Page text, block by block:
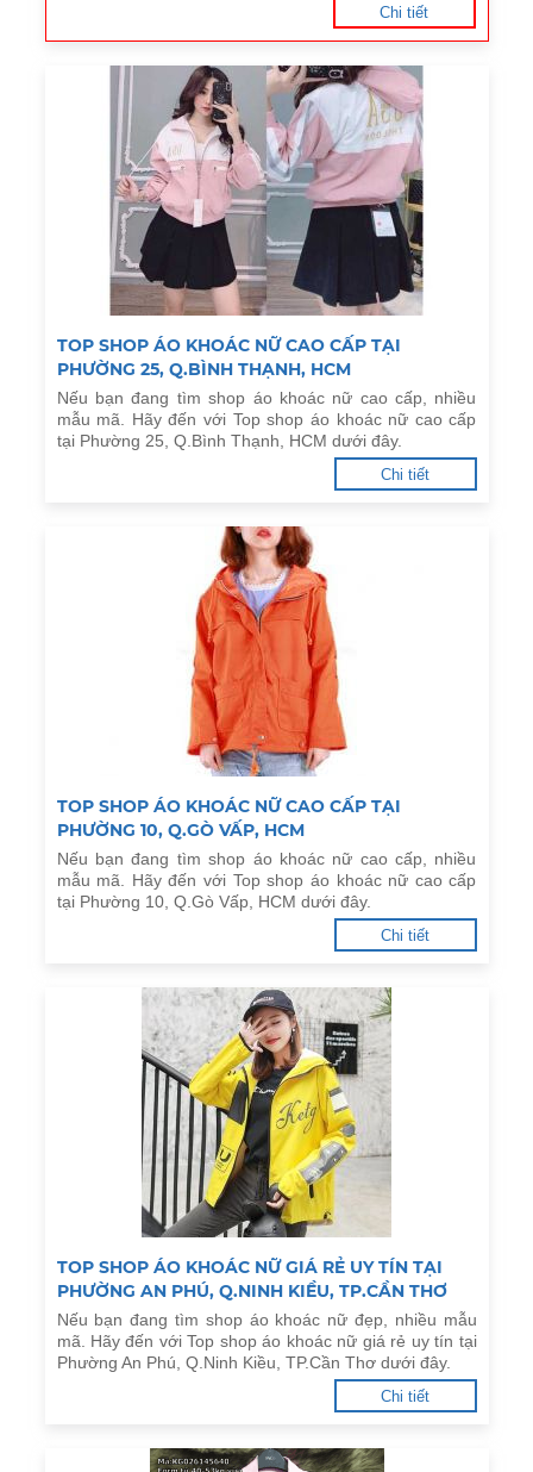
Chi tiết
TOP SHOP ÁO KHOÁC NỮ CAO CẤP TẠI
PHƯỜNG 25, Q.BÌNH THẠNH, HCM
Nếu bạn đang tìm shop áo khoác nữ cao cấp, nhiều
mẫu mã. Hãy đến với Top shop áo khoác nữ cao cấp
tại Phường 25, Q.Bình Thạnh, HCM dưới đây.
Chi tiết
TOP SHOP ÁO KHOÁC NỮ CAO CẤP TẠI
PHƯỜNG 10, Q.GÒ VẤP, HCM
Nếu bạn đang tìm shop áo khoác nữ cao cấp, nhiều
mẫu mã. Hãy đến với Top shop áo khoác nữ cao cấp
tại Phường 10, Q.Gò Vấp, HCM dưới đây.
Chi tiết
TOP SHOP ÁO KHOÁC NỮ GIÁ RẺ UY TÍN TẠI
PHƯỜNG AN PHÚ, Q.NINH KIỀU, TP.CẦN THƠ
Nếu bạn đang tìm shop áo khoác nữ đẹp, nhiều mẫu
mã. Hãy đến với Top shop áo khoác nữ giá rẻ uy tín tại
Phường An Phú, Q.Ninh Kiều, TP.Cần Thơ dưới đây.
Chi tiết